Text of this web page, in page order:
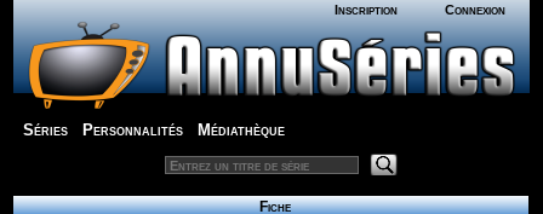
Inscription Connexion
Séries Personnalités Médiathèque
Fiche